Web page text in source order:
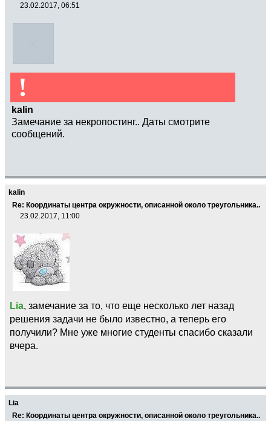
23.02.2017, 06:51
!
kalin
Замечание за некропостинг.. Даты смотрите
сообщений.
kalin
Re: Координаты центра окружности, описанной около треугольника..
23.02.2017, 11:00
Lia, замечание за то, что еще несколько лет назад
решения задачи не было известно, а теперь его
получили? Мне уже многие студенты спасибо сказали
вчера.
Lia
Re: Координаты центра окружности, описанной около треугольника..